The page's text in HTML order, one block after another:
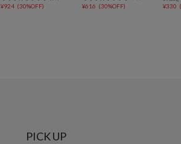
¥924 (30%OFF)
¥616 (30%OFF) ¥330
PICK UP